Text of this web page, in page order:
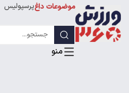
موضوعات داغپرسپولیس
لیگ قهرمانان